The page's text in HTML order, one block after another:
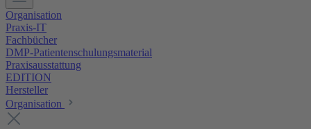
Organisation
Praxis-IT
Fachbücher
DMP-Patientenschulungsmaterial
Praxisausstattung
EDITION
Hersteller
Organisation